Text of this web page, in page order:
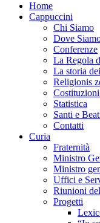
Home
Cappuccini
Chi Siamo
Dove
Conferenze
La Regola
La storia
Religionis
Statistica
Santi e
Contatti
Curia
Fraternità
Ministro
Ministro
Uffici e
Riunioni
Progetti